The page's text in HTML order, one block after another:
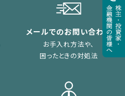
メールでのお問い合わせ
お手入れ方法や、
困ったときの対処法